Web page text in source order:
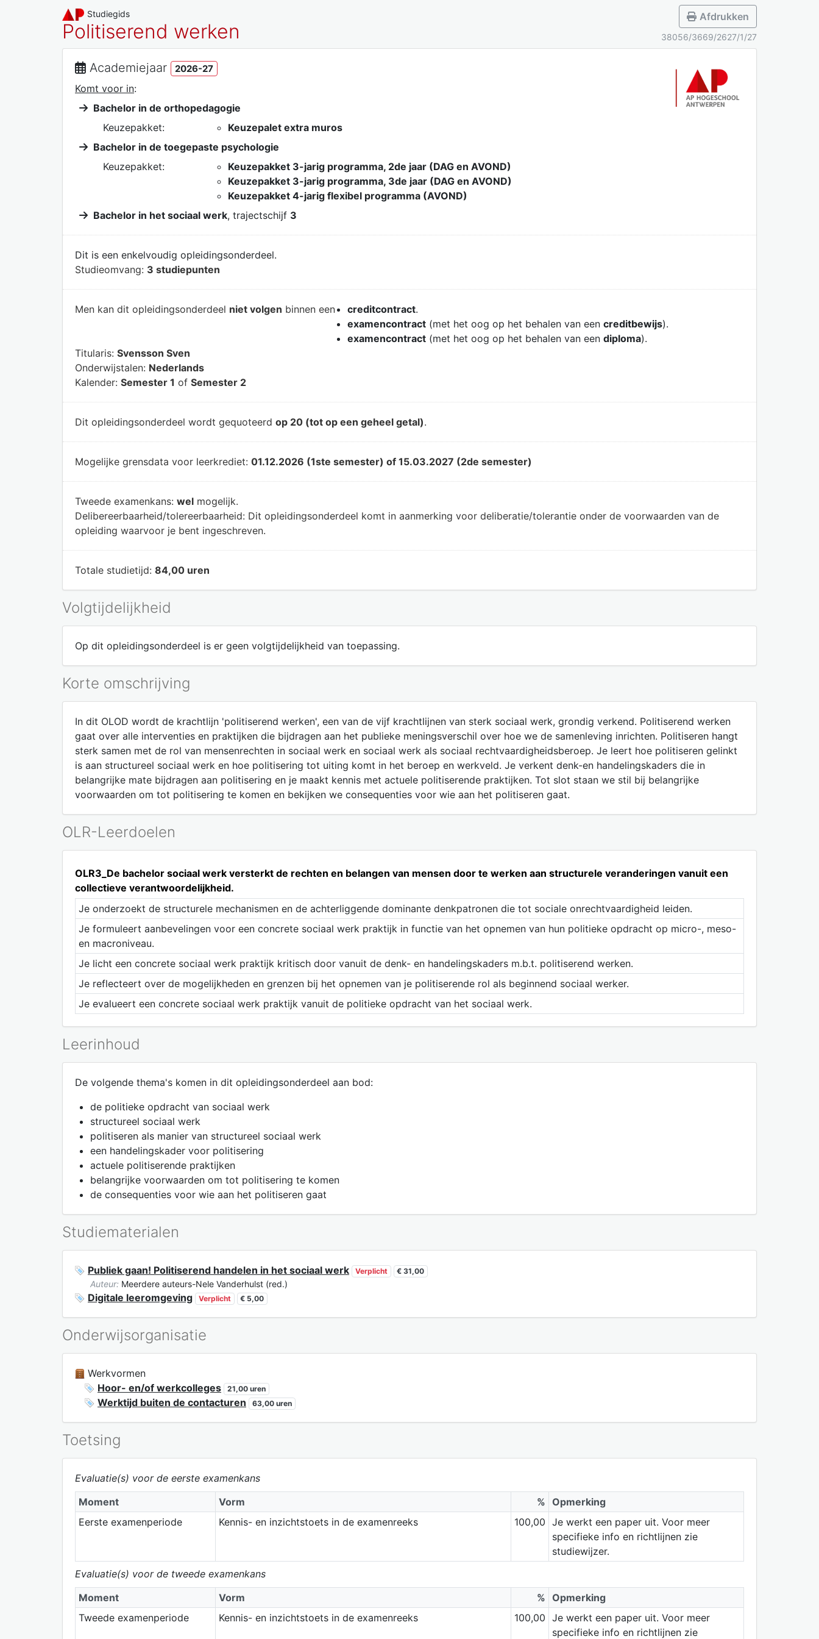
Studiegids
Politiserend werken
Afdrukken
38056/3669/2627/1/27
Academiejaar 2026-27
Komt voor in:
Bachelor in de orthopedagogie
Keuzepakket:
Keuzepalet extra muros
Bachelor in de toegepaste psychologie
Keuzepakket:
Keuzepakket 3-jarig programma, 2de jaar (DAG en AVOND)
Keuzepakket 3-jarig programma, 3de jaar (DAG en AVOND)
Keuzepakket 4-jarig flexibel programma (AVOND)
Bachelor in het sociaal werk, trajectschijf 3
Dit is een enkelvoudig opleidingsonderdeel.
Studieomvang: 3 studiepunten
Men kan dit opleidingsonderdeel niet volgen binnen een creditcontract.
examencontract (met het oog op het behalen van een creditbewijs).
examencontract (met het oog op het behalen van een diploma).
Titularis: Svensson Sven
Onderwijstalen: Nederlands
Kalender: Semester 1 of Semester 2
Dit opleidingsonderdeel wordt gequoteerd op 20 (tot op een geheel getal).
Mogelijke grensdata voor leerkrediet: 01.12.2026 (1ste semester) of 15.03.2027 (2de semester)
Tweede examenkans: wel mogelijk.
Delibereerbaarheid/tolereerbaarheid: Dit opleidingsonderdeel komt in aanmerking voor deliberatie/tolerantie onder de voorwaarden van de
opleiding waarvoor je bent ingeschreven.
Totale studietijd: 84,00 uren
Volgtijdelijkheid
Op dit opleidingsonderdeel is er geen volgtijdelijkheid van toepassing.
Korte omschrijving
In dit OLOD wordt de krachtlijn 'politiserend werken', een van de vijf krachtlijnen van sterk sociaal werk, grondig verkend. Politiserend werken
gaat over alle interventies en praktijken die bijdragen aan het publieke meningsverschil over hoe we de samenleving inrichten. Politiseren hangt
sterk samen met de rol van mensenrechten in sociaal werk en sociaal werk als sociaal rechtvaardigheidsberoep. Je leert hoe politiseren gelinkt
is aan structureel sociaal werk en hoe politisering tot uiting komt in het beroep en werkveld. Je verkent denk-en handelingskaders die in
belangrijke mate bijdragen aan politisering en je maakt kennis met actuele politiserende praktijken. Tot slot staan we stil bij belangrijke
voorwaarden om tot politisering te komen en bekijken we consequenties voor wie aan het politiseren gaat.
OLR-Leerdoelen
OLR3_De bachelor sociaal werk versterkt de rechten en belangen van mensen door te werken aan structurele veranderingen vanuit een
collectieve verantwoordelijkheid.
Je onderzoekt de structurele mechanismen en de achterliggende dominante denkpatronen die tot sociale onrechtvaardigheid leiden.
Je formuleert aanbevelingen voor een concrete sociaal werk praktijk in functie van het opnemen van hun politieke opdracht op micro-, meso-
en macroniveau.
Je licht een concrete sociaal werk praktijk kritisch door vanuit de denk- en handelingskaders m.b.t. politiserend werken.
Je reflecteert over de mogelijkheden en grenzen bij het opnemen van je politiserende rol als beginnend sociaal werker.
Je evalueert een concrete sociaal werk praktijk vanuit de politieke opdracht van het sociaal werk.
Leerinhoud
De volgende thema's komen in dit opleidingsonderdeel aan bod:
de politieke opdracht van sociaal werk
structureel sociaal werk
politiseren als manier van structureel sociaal werk
een handelingskader voor politisering
actuele politiserende praktijken
belangrijke voorwaarden om tot politisering te komen
de consequenties voor wie aan het politiseren gaat
Studiematerialen
Publiek gaan! Politiserend handelen in het sociaal werk Verplicht € 31,00
Auteur: Meerdere auteurs-Nele Vanderhulst (red.)
Digitale leeromgeving Verplicht € 5,00
Onderwijsorganisatie
Werkvormen
Hoor- en/of werkcolleges
21,00 uren
Werktijd buiten de contacturen 63,00 uren
Toetsing
Evaluatie(s) voor de eerste examenkans
Moment
Vorm % Opmerking
Eerste examenperiode
Kennis- en inzichtstoets in de examenreeks 100,00 Je werkt een paper uit. Voor meer
specifieke info en richtlijnen zie
studiewijzer.
Evaluatie(s) voor de tweede examenkans
Moment
Vorm % Opmerking
Tweede examenperiode
Kennis- en inzichtstoets in de examenreeks 100,00 Je werkt een paper uit. Voor meer
specifieke info en richtlijnen zie